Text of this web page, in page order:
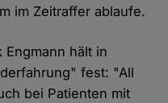
im Zeitraffer ablaufe.
hält in
fest: "All
bei Patienten mit